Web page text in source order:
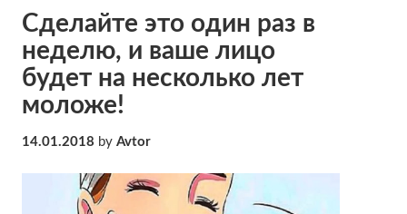
Сделайте это один раз в
неделю, и ваше лицо
будет на несколько лет
моложе!
14.01.2018 by Avtor